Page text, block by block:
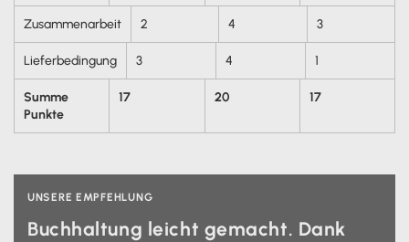
Zusammenarbeit 2 4 3
Lieferbedingung 3 4 1
Summe
Punkte
17 20 17
UNSERE EMPFEHLUNG
Buchhaltung leicht gemacht. Dank